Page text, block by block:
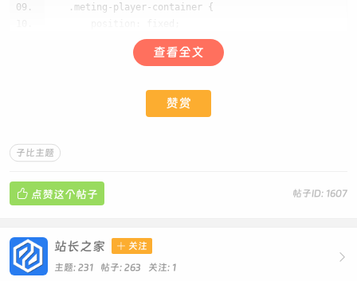
.meting-player-container {
left: 20px;
bottom: 70px;
width: 360px;
transition: all 0.3s ease;
.meting-player-container.minimized {
height: 50px;
}
.meting-player-main {
background: rgba(60, 66, 64, 0.9);
border-radius: 12px;
查看全文
赞赏
子比主题
帖子ID: 1607
 点赞这个帖子

站长之家  关注
主题: 231 帖子: 263 关注: 1